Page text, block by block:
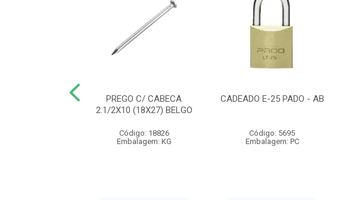
PREGO C/ CABECA
2.1/2X10 (18X27) BELGO
Código: 18826
Embalagem: KG
CADEADO E-25 PADO - AB
Código: 5695
Embalagem: PC